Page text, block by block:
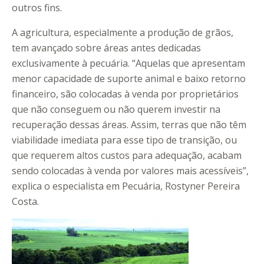
outros fins.
A agricultura, especialmente a produção de grãos,
tem avançado sobre áreas antes dedicadas
exclusivamente à pecuária. “Aquelas que apresentam
menor capacidade de suporte animal e baixo retorno
financeiro, são colocadas à venda por proprietários
que não conseguem ou não querem investir na
recuperação dessas áreas. Assim, terras que não têm
viabilidade imediata para esse tipo de transição, ou
que requerem altos custos para adequação, acabam
sendo colocadas à venda por valores mais acessíveis”,
explica o especialista em Pecuária, Rostyner Pereira
Costa.